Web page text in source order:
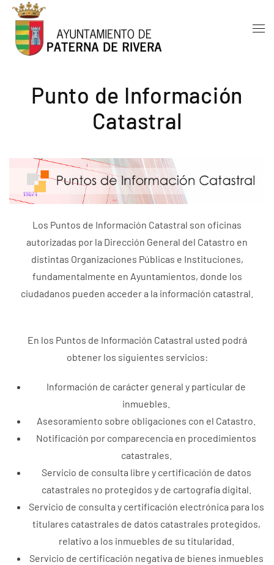
Skip to main content
Punto de Información
Catastral
Los Puntos de Información Catastral son oficinas
autorizadas por la Dirección General del Catastro en
distintas Organizaciones Públicas e Instituciones,
fundamentalmente en Ayuntamientos, donde los
ciudadanos pueden acceder a la información catastral.
En los Puntos de Información Catastral usted podrá
obtener los siguientes servicios:
Información de carácter general y particular de
inmuebles.
Asesoramiento sobre obligaciones con el Catastro.
Notificación por comparecencia en procedimientos
catastrales.
Servicio de consulta libre y certificación de datos
catastrales no protegidos y de cartografía digital.
Servicio de consulta y certificación electrónica para los
titulares catastrales de datos catastrales protegidos,
relativo a los inmuebles de su titularidad.
Servicio de certificación negativa de bienes inmuebles